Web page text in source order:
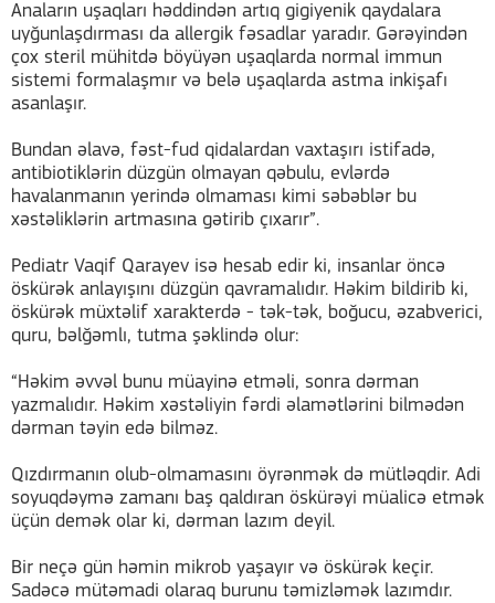
Anaların uşaqları həddindən artıq gigiyenik qaydalara
uyğunlaşdırması da allergik fəsadlar yaradır. Gərəyindən
çox steril mühitdə böyüyən uşaqlarda normal immun
sistemi formalaşmır və belə uşaqlarda astma inkişafı
asanlaşır.
Bundan əlavə, fəst-fud qidalardan vaxtaşırı istifadə,
antibiotiklərin düzgün olmayan qəbulu, evlərdə
havalanmanın yerində olmaması kimi səbəblər bu
xəstəliklərin artmasına gətirib çıxarır”.
Pediatr Vaqif Qarayev isə hesab edir ki, insanlar öncə
öskürək anlayışını düzgün qavramalıdır. Həkim bildirib ki,
öskürək müxtəlif xarakterdə - tək-tək, boğucu, əzabverici,
quru, bəlğəmlı, tutma şəklində olur:
“Həkim əvvəl bunu müayinə etməli, sonra dərman
yazmalıdır. Həkim xəstəliyin fərdi əlamətlərini bilmədən
dərman təyin edə bilməz.
Qızdırmanın olub-olmamasını öyrənmək də mütləqdir. Adi
soyuqdəymə zamanı baş qaldıran öskürəyi müalicə etmək
üçün demək olar ki, dərman lazım deyil.
Bir neçə gün həmin mikrob yaşayır və öskürək keçir.
Sadəcə mütəmadi olaraq burunu təmizləmək lazımdır.